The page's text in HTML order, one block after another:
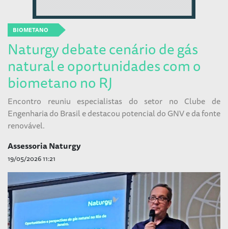
BIOMETANO
Naturgy debate cenário de gás
natural e oportunidades com o
biometano no RJ
Encontro reuniu especialistas do setor no Clube de
Engenharia do Brasil e destacou potencial do GNV e da fonte
renovável.
Assessoria Naturgy
19/05/2026 11:21